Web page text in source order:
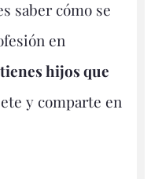
saber cómo se
en
hijos que
y comparte en